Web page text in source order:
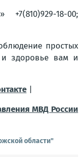
18-00;
простых
и здоровье вам и
МВД России
области"